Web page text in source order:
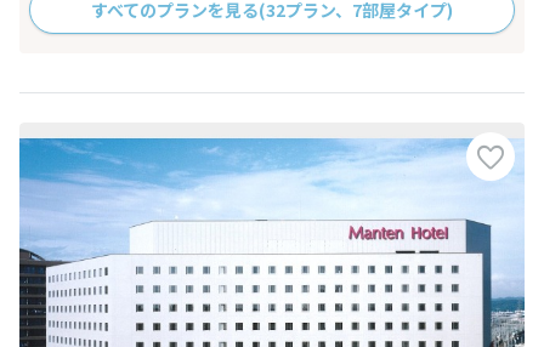
すべてのプランを見る(32プラン、7部屋タイプ)